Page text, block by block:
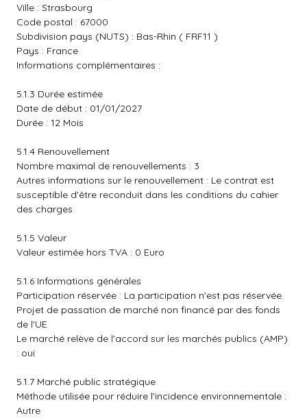
Ville : Strasbourg
Code postal : 67000
Subdivision pays (NUTS) : Bas-Rhin ( FRF11 )
Pays : France
Informations complémentaires :
5.1.3 Durée estimée
Date de début : 01/01/2027
Durée : 12 Mois
5.1.4 Renouvellement
Nombre maximal de renouvellements : 3
Autres informations sur le renouvellement : Le contrat est
susceptible d'être reconduit dans les conditions du cahier
des charges
5.1.5 Valeur
Valeur estimée hors TVA : 0 Euro
5.1.6 Informations générales
Participation réservée : La participation n'est pas réservée.
Projet de passation de marché non financé par des fonds
de l'UE
Le marché relève de l'accord sur les marchés publics (AMP)
: oui
5.1.7 Marché public stratégique
Méthode utilisée pour réduire l'incidence environnementale :
Autre